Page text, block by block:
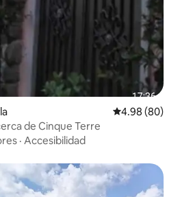
Calificación
4.98 (80)
de Cinque Terre
· Accesibilidad